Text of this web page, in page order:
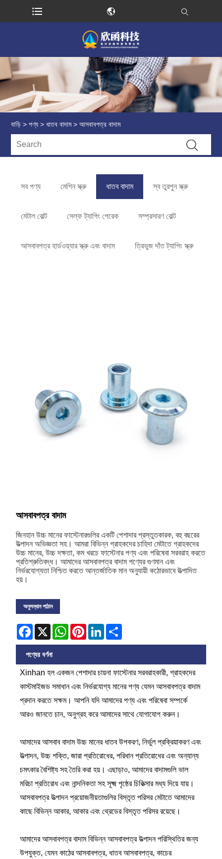
বাড়ি > পণ্য > ধাতব বাদাম> আসবাবপত্র বাদাম
সব পণ্য মেশিন স্ক্রু ধাতব বাদাম স্ব তুরপুন স্ক্রু
মেটাল বোল্ট সেল্ফ ট্যাপিং পেরেক সম্প্রসারণ বোল্ট
আসবাবপত্র হার্ডওয়্যার স্ক্রু এবং বাদাম ত্রিভুজ দাঁত ট্যাপিং স্ক্রু
আসবাবপত্র বাদাম
জিনহান উচ্চ মানের ফাস্টেনারগুলির একটি পেশাদার প্রস্তুতকারক, বহু বছরের
উত্পাদন অভিজ্ঞতা সহ। আমরা বিভিন্ন গ্রাহকদের চাহিদা মেটাতে গ্রাহকদের
উচ্চ মানের, উচ্চ দক্ষতা, কম খরচে ফাস্টেনার পণ্য এবং পরিষেবা সরবরাহ করতে
প্রতিশ্রুতিবদ্ধ। আমাদের আসবাবপত্র বাদাম পণ্যের গুণমান এবং
নির্ভরযোগ্যতা নিশ্চিত করতে আন্তর্জাতিক মান অনুযায়ী কঠোরভাবে উত্পাদিত
হয়।
অনুসন্ধান পাঠান
Facebook
X WhatsApp
PinterestLinkedIn
পণ্যের বর্ণনা
Xinhan হল একজন পেশাদার চায়না ফাস্টেনার সরবরাহকারী, গ্রাহকদের
কাস্টমাইজড সমাধান এবং নির্ভরযোগ্য মানের পণ্য যেমন আসবাবপত্র বাদাম
প্রদান করতে সক্ষম। আপনি যদি আমাদের পণ্য এবং পরিষেবা সম্পর্কে
আরও জানতে চান, অনুগ্রহ করে আমাদের সাথে যোগাযোগ করুন।
আমাদের আসবাব বাদাম উচ্চ মানের ধাতব উপকরণ, নির্ভুল প্রক্রিয়াকরণ এবং
উত্পাদন, উচ্চ শক্তি, জারা প্রতিরোধের, পরিধান প্রতিরোধের এবং অন্যান্য
চমৎকার বৈশিষ্ট্য সহ তৈরি করা হয়। এছাড়াও, আমাদের বাদামগুলি ভাল
মরিচা প্রতিরোধ এবং নান্দনিকতা সহ সূক্ষ্ম পৃষ্ঠের চিকিত্সার মধ্য দিয়ে যায়।
আসবাবপত্র উত্পাদন প্রয়োজনীয়তাগুলির বিস্তৃত পরিসর মেটাতে আমাদের
কাছে বিভিন্ন আকার, আকার এবং থ্রেডের বিস্তৃত পরিসর রয়েছে।
আমাদের আসবাবপত্র বাদাম বিভিন্ন আসবাবপত্র উত্পাদন পরিস্থিতির জন্য
উপযুক্ত, যেমন কাঠের আসবাবপত্র, ধাতব আসবাবপত্র, কাচের